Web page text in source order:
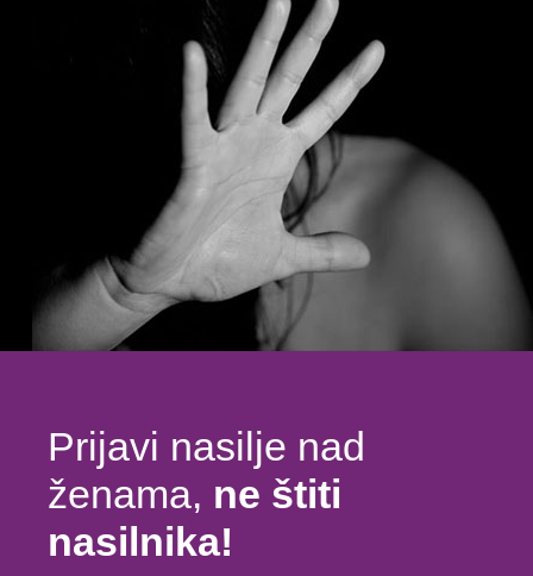
Prijavi nasilje nad
ženama, ne štiti
nasilnika!